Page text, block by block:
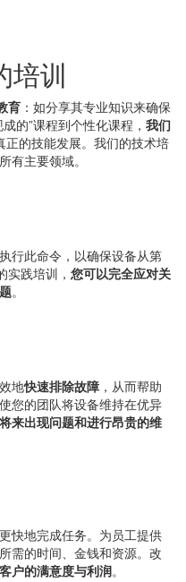
培训
育 ：如分享其专业知识来确保
的”课程到个性化课程， 我们
正的技能发展。我们的技术培
有主要领域。
行此命令，以确保设备从第
实践培训， 您可以完全应对关
。
地快速排除故障 ，从而帮助
您的团队将设备维持在优异
来出现问题和进行昂贵的维
快地完成任务。为员工提供
需的时间、金钱和资源。改
户的满意度与利润。